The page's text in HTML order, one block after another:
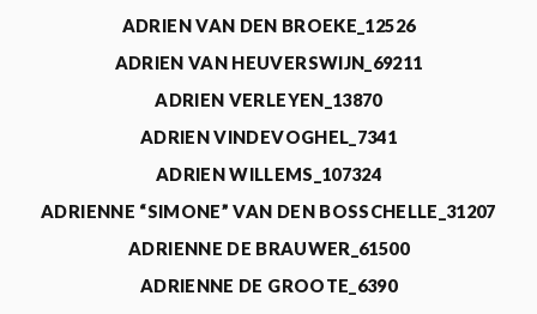
ADRIEN VAN DEN BROEKE_12526
ADRIEN VAN HEUVERSWIJN_69211
ADRIEN VERLEYEN_13870
ADRIEN VINDEVOGHEL_7341
ADRIEN WILLEMS_107324
ADRIENNE “SIMONE” VAN DEN BOSSCHELLE_31207
ADRIENNE DE BRAUWER_61500
ADRIENNE DE GROOTE_6390